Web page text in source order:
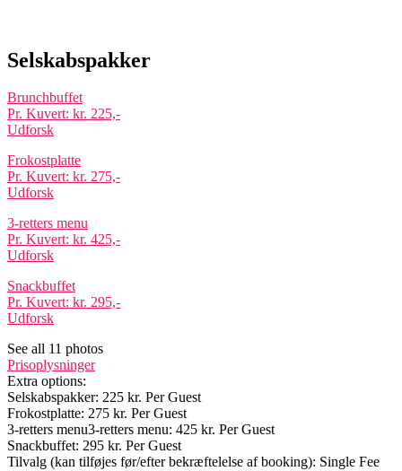
Selskabspakker
Brunchbuffet
Pr. Kuvert: kr. 225,-
Udforsk
Frokostplatte
Pr. Kuvert: kr. 275,-
Udforsk
3-retters menu
Pr. Kuvert: kr. 425,-
Udforsk
Snackbuffet
Pr. Kuvert: kr. 295,-
Udforsk
See all 11 photos
Prisoplysninger
Extra options:
Selskabspakker: 225 kr. Per Guest
Frokostplatte: 275 kr. Per Guest
3-retters menu3-retters menu: 425 kr. Per Guest
Snackbuffet: 295 kr. Per Guest
Tilvalg (kan tilføjes før/efter bekræftelelse af booking): Single Fee